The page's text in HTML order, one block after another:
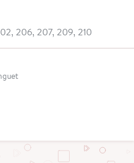
206, 207, 209, 210